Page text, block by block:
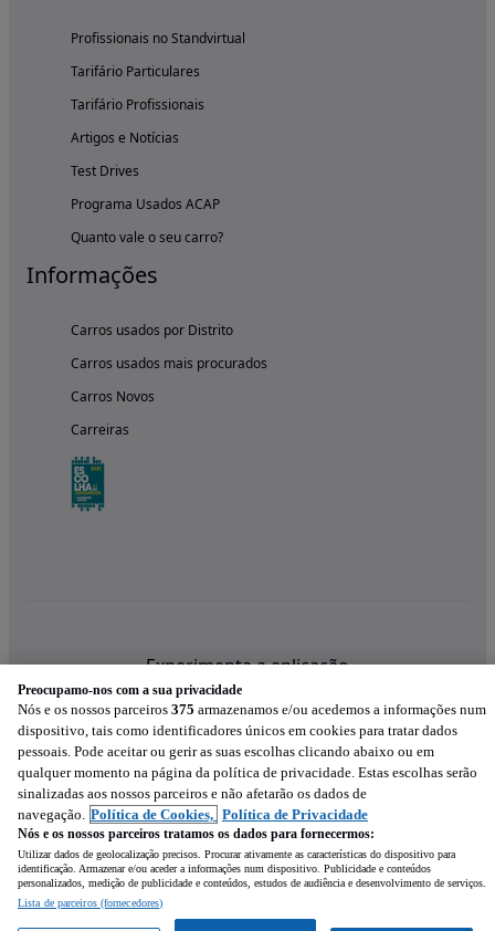
Profissionais no Standvirtual
Tarifário Particulares
Tarifário Profissionais
Artigos e Notícias
Test Drives
Programa Usados ACAP
Quanto vale o seu carro?
Informações
Carros usados por Distrito
Carros usados mais procurados
Carros Novos
Carreiras
Experimenta a aplicação
Preocupamo-nos com a sua privacidade
Nós e os nossos parceiros 375 armazenamos e/ou acedemos a informações num
dispositivo, tais como identificadores únicos em cookies para tratar dados
pessoais. Pode aceitar ou gerir as suas escolhas clicando abaixo ou em
qualquer momento na página da política de privacidade. Estas escolhas serão
sinalizadas aos nossos parceiros e não afetarão os dados de
navegação. Política de Cookies, Política de Privacidade
Nós e os nossos parceiros tratamos os dados para fornecermos:
Utilizar dados de geolocalização precisos. Procurar ativamente as características do dispositivo para
identificação. Armazenar e/ou aceder a informações num dispositivo. Publicidade e conteúdos
personalizados, medição de publicidade e conteúdos, estudos de audiência e desenvolvimento de serviços.
Lista de parceiros (fornecedores)